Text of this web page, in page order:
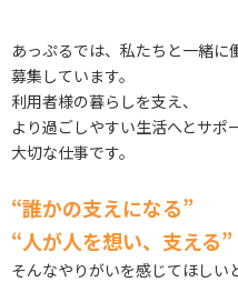
あっぷるでは、私たちと⼀緒に
募集しています。
利用者様の暮らしを支え、
より過ごしやすい生活へとサポ
大切な仕事です。
“誰かの支えになる”
“人が人を想い、支える”
そんなやりがいを感じてほしい